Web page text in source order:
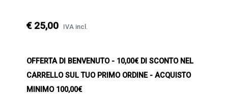
€ 25,00 IVA incl.
OFFERTA DI BENVENUTO- 10,00€ DI SCONTO NEL
CARRELLO SUL TUO PRIMO ORDINE - ACQUISTO
MINIMO 100,00€